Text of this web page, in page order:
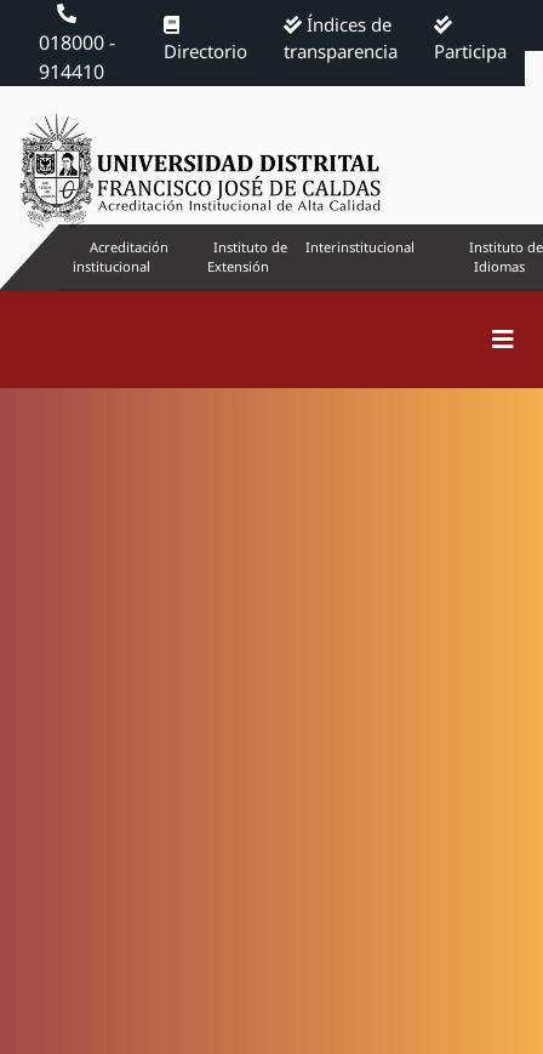
018000 -
914410
Directorio
Índices de
transparencia
Participa
Acreditación
institucional
Instituto de
Extensión
Interinstitucional
Instituto de
Idiomas